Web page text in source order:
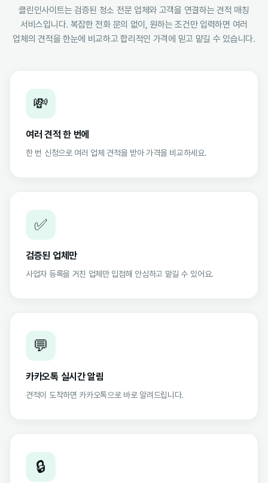
클린인사이트는 검증된 청소 전문 업체와 고객을 연결하는 견적 매칭
서비스입니다. 복잡한 전화 문의 없이, 원하는 조건만 입력하면 여러
업체의 견적을 한눈에 비교하고 합리적인 가격에 믿고 맡길 수 있습니다.
💸
여러 견적 한 번에
한 번 신청으로 여러 업체 견적을 받아 가격을 비교하세요.
✅
검증된 업체만
사업자 등록을 거친 업체만 입점해 안심하고 맡길 수 있어요.
💬
카카오톡 실시간 알림
견적이 도착하면 카카오톡으로 바로 알려드립니다.
🔒